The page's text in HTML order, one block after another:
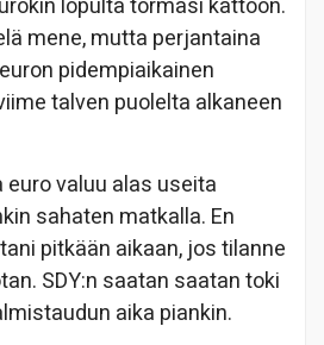
lopulta törmäsi kattoon.
mene, mutta perjantaina
pidempiaikainen
talven puolelta alkaneen
valuu alas useita
sahaten matkalla. En
pitkään aikaan, jos tilanne
SDY:n saatan saatan toki
aika piankin.